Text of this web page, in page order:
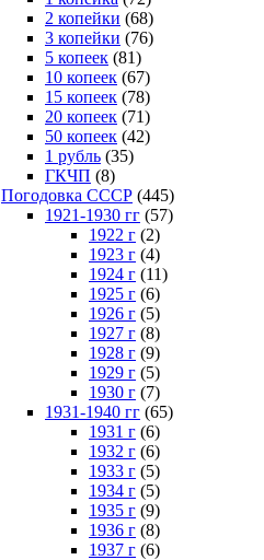
2 копейки (68)
3 копейки (76)
5 копеек (81)
10 копеек (67)
15 копеек (78)
20 копеек (71)
50 копеек (42)
1 рубль (35)
ГКЧП (8)
Погодовка СССР (445)
1921-1930 гг (57)
1922 г (2)
1923 г (4)
1924 г (11)
1925 г (6)
1926 г (5)
1927 г (8)
1928 г (9)
1929 г (5)
1930 г (7)
1931-1940 гг (65)
1931 г (6)
1932 г (6)
1933 г (5)
1934 г (5)
1935 г (9)
1936 г (8)
1937 г (6)